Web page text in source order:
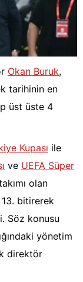
Okan Buruk,
tarihinin en
üst üste 4
Kupası ile
ve UEFA Süper
olan
bitirerek
Söz konusu
yönetim
direktör